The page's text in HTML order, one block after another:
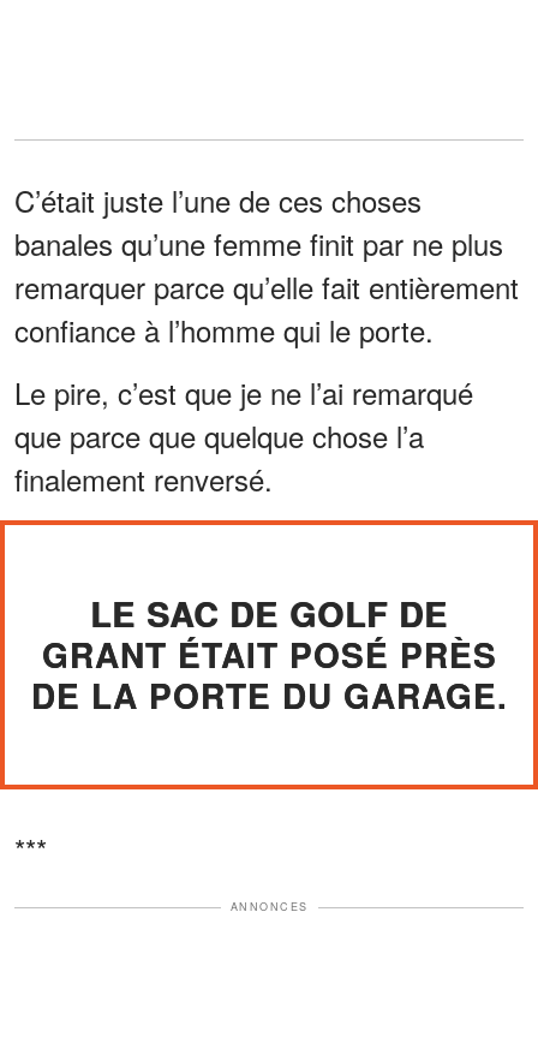
C’était juste l’une de ces choses
banales qu’une femme finit par ne plus
remarquer parce qu’elle fait entièrement
confiance à l’homme qui le porte.
Le pire, c’est que je ne l’ai remarqué
que parce que quelque chose l’a
finalement renversé.
LE SAC DE GOLF DE
GRANT ÉTAIT POSÉ PRÈS
DE LA PORTE DU GARAGE.
***
ANNONCES